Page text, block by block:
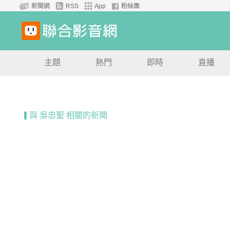
新聞網 RSS App 粉絲團
主題 熱門 即時 直播
與 吳忠聖 相關的新聞